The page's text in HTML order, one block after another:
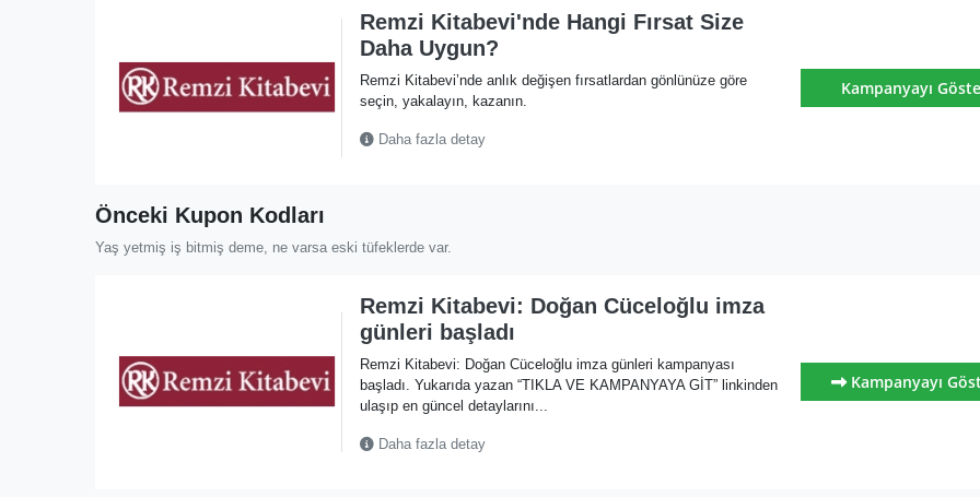
Remzi Kitabevi'nde Hangi Fırsat Size
Daha Uygun?
Remzi Kitabevi’nde anlık değişen fırsatlardan gönlünüze göre
seçin, yakalayın, kazanın.
Daha fazla detay
Kampanyayı
Önceki Kupon Kodları
Yaş yetmiş iş bitmiş deme, ne varsa eski tüfeklerde var.
Remzi Kitabevi: Doğan Cüceloğlu imza
günleri başladı
Remzi Kitabevi: Doğan Cüceloğlu imza günleri kampanyası
başladı. Yukarıda yazan “TIKLA VE KAMPANYAYA GİT” linkinden
ulaşıp en güncel detaylarını...
Daha fazla detay
Kampanyayı